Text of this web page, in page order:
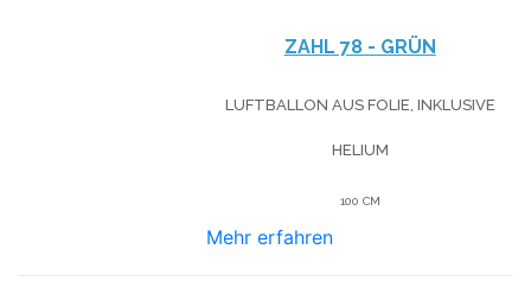
ZAHL 78 - GRÜN
LUFTBALLON AUS FOLIE, INKLUSIVE
HELIUM
100 CM
Mehr erfahren